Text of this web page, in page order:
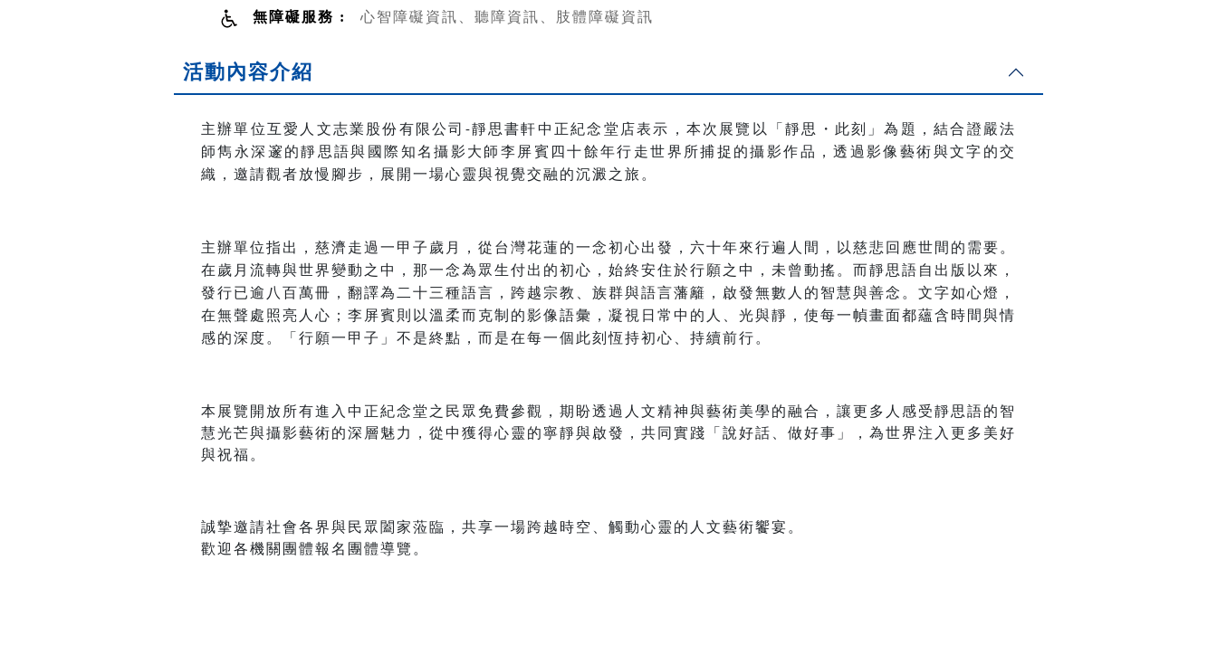
無障礙服務 : 心智障礙資訊、聽障資訊、肢體障礙資訊
活動內容介紹
主辦單位互愛人文志業股份有限公司 -靜思書軒中正紀念堂店表示，本次展覽以「靜思・此刻」為題，結合證嚴法
師雋永深邃的靜思語與國際知名攝影大師李屏賓四十餘年行走世界所捕捉的攝影作品，透過影像藝術與文字的交
織，邀請觀者放慢腳步，展開一場心靈與視覺交融的沉澱之旅。
主辦單位指出，慈濟走過一甲子歲月，從台灣花蓮的一念初心出發，六十年來行遍人間，以慈悲回應世間的需要。
在歲月流轉與世界變動之中，那一念為眾生付出的初心，始終安住於行願之中，未曾動搖。而靜思語自出版以來，
發行已逾八百萬冊，翻譯為二十三種語言，跨越宗教、族群與語言藩籬，啟發無數人的智慧與善念。文字如心燈，
在無聲處照亮人心；李屏賓則以溫柔而克制的影像語彙，凝視日常中的人、光與靜，使每一幀畫面都蘊含時間與情
感的深度。「行願一甲子」不是終點，而是在每一個此刻恆持初心、持續前行。
本展覽開放所有進入中正紀念堂之民眾免費參觀，期盼透過人文精神與藝術美學的融合，讓更多人感受靜思語的智
慧光芒與攝影藝術的深層魅力，從中獲得心靈的寧靜與啟發，共同實踐「說好話、做好事」，為世界注入更多美好
與祝福。
誠摯邀請社會各界與民眾闔家蒞臨，共享一場跨越時空、觸動心靈的人文藝術饗宴。
歡迎各機關團體報名團體導覽。